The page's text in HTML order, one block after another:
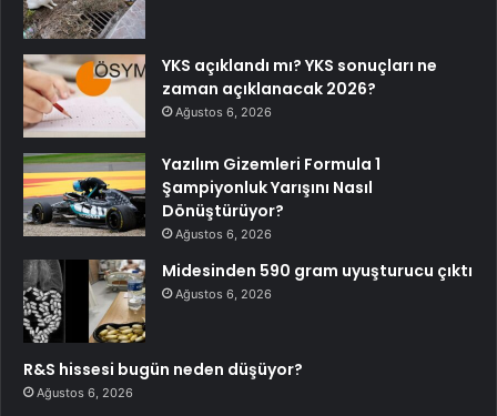
YKS açıklandı mı? YKS sonuçları ne
zaman açıklanacak 2026?
Ağustos 6, 2026
Yazılım Gizemleri Formula 1
Şampiyonluk Yarışını Nasıl
Dönüştürüyor?
Ağustos 6, 2026
Midesinden 590 gram uyuşturucu çıktı
Ağustos 6, 2026
R&S hissesi bugün neden düşüyor?
Ağustos 6, 2026